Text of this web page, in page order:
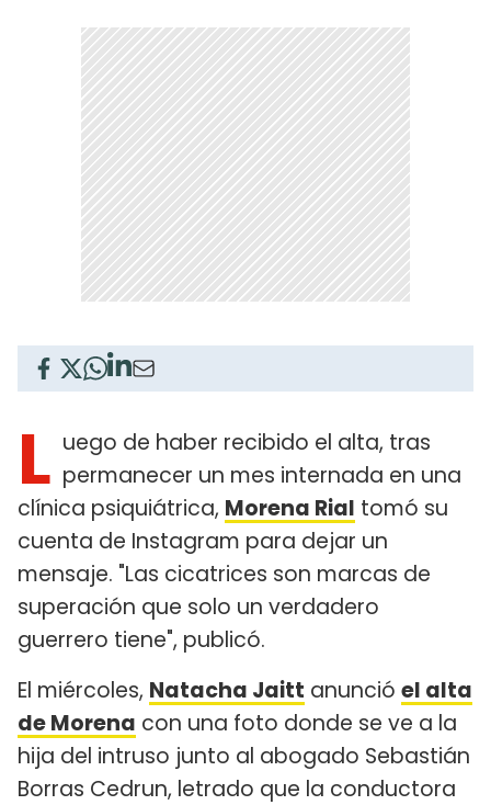
L uego de haber recibido el alta, tras
permanecer un mes internada en una
clínica psiquiátrica, Morena Rial tomó su
cuenta de Instagram para dejar un
mensaje. "Las cicatrices son marcas de
superación que solo un verdadero
guerrero tiene", publicó.
El miércoles, Natacha Jaitt anunció el alta
de Morena con una foto donde se ve a la
hija del intruso junto al abogado Sebastián
Borras Cedrun, letrado que la conductora